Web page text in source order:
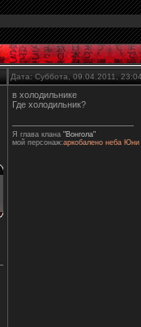
Дата: Суббота, 09.04.2011,
в холодильнике
Где холодильник?
Я глава клана "Вонгола"
мой персонаж:аркобалено неба Юни